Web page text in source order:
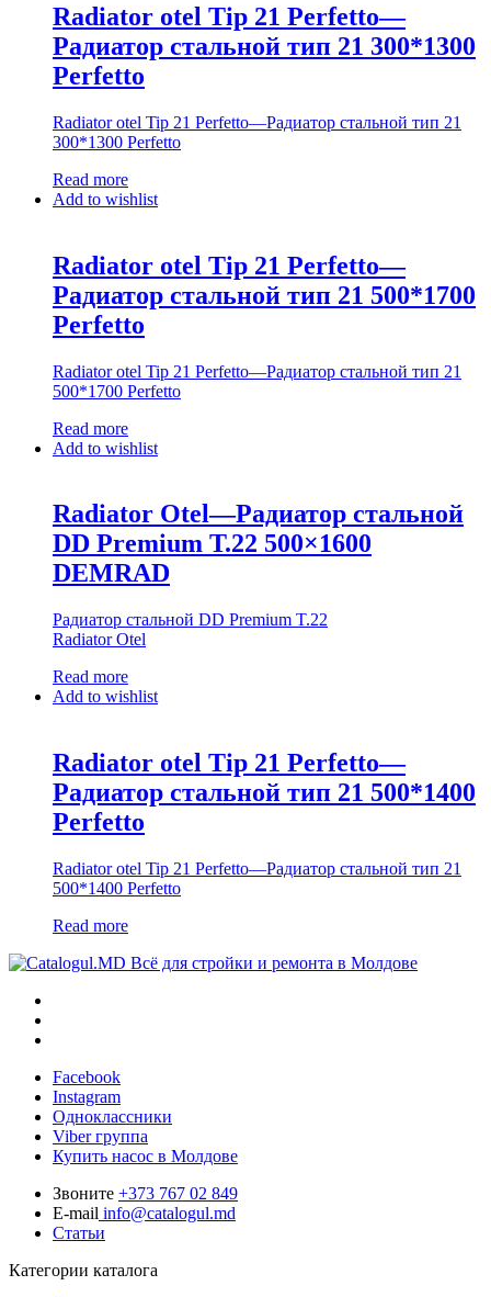
Radiator otel Tip 21 Perfetto—
Радиатор стальной тип 21 300*1300
Perfetto
Radiator otel Tip 21 Perfetto—Радиатор стальной тип 21
300*1300 Perfetto
Read more
Add to wishlist
Radiator otel Tip 21 Perfetto—
Радиатор стальной тип 21 500*1700
Perfetto
Radiator otel Tip 21 Perfetto—Радиатор стальной тип 21
500*1700 Perfetto
Read more
Add to wishlist
Radiator Otel—Радиатор стальной
DD Premium T.22 500×1600
DEMRAD
Радиатор стальной DD Premium T.22
Radiator Otel
Read more
Add to wishlist
Radiator otel Tip 21 Perfetto—
Радиатор стальной тип 21 500*1400
Perfetto
Radiator otel Tip 21 Perfetto—Радиатор стальной тип 21
500*1400 Perfetto
Read more
Всё для стройки и ремонта в Молдове
Facebook
Instagram
Одноклассники
Viber группа
Купить насос в Молдове
Звоните +373 767 02 849
E-mail info@catalogul.md
Статьи
Категории каталога